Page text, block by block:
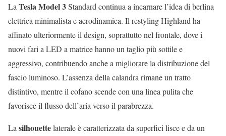
LaTesla Model 3Standard continua a incarnare l’idea di berlina
elettrica minimalista e aerodinamica. Il restyling Highland ha
affinato ulteriormente il design, soprattutto nel frontale, dove i
nuovi fari a LED a matrice hanno un taglio più sottile e
aggressivo, contribuendo anche a migliorare la distribuzione del
fascio luminoso. L’assenza della calandra rimane un tratto
distintivo, mentre il cofano scende con una linea pulita che
favorisce il flusso dell’aria verso il parabrezza.
Lasilhouettelaterale è caratterizzata da superfici lisce e da un